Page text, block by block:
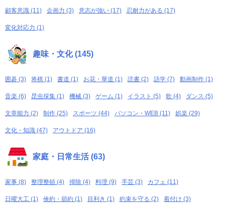
顧客意識 (11) 企画力 (3) 意志が強い (17) 忍耐力がある (17)
変化対応力 (1)
趣味・文化 (145)
囲碁 (3) 将棋 (1) 書道 (1) お花・華道 (1) 読書 (2) 語学 (7) 動画制作 (1)
音楽 (6) 昆虫採集 (1) 機械 (3) ゲーム (1) イラスト (5) 歌 (4) ダンス (5)
文章能力 (2) 制作 (25) スポーツ (44) パソコン・WEB (11) 娯楽 (29)
文化・知識 (47) アウトドア (16)
家庭・日常生活 (63)
家事 (8) 整理整頓 (4) 掃除 (4) 料理 (9) 手芸 (3) カフェ (11)
日曜大工 (1) 倹約・節約 (1) 目利き (1) 約束を守る (2) 着付け (3)